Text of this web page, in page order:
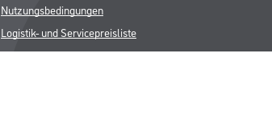
Nutzungsbedingungen
Logistik- und Servicepreisliste
Impressum